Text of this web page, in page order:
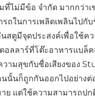
ที่ไม่มีข้อ จำกัด มากกว่า
ถในการเพลิดเพลินไปกั
สตูมีจุดประสงค์เพื่อใช้ค
ดอลลาร์ที่โต๊ะอาหารแบล็
ามสุขกับชื่อเสียงของ
นั้นก็ถูกกันออกไปอย่างต่
ย แต่ใช้ความสามารถปก